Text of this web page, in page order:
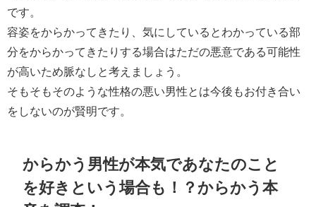
です。
容姿をからかってきたり、気にしているとわかっている部
分をからかってきたりする場合はただの悪意である可能性
が高いため脈なしと考えましょう。
そもそもそのような性格の悪い男性とは今後もお付き合い
をしないのが賢明です。
からかう男性が本気であなたのこと
を好きという場合も！？からかう本